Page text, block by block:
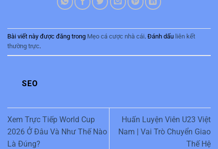
Bài viết này được đăng trong Mẹo cá cược nhà cái. Đánh dấu liên kết
thường trực.
SEO
Xem Trực Tiếp World Cup
2026 Ở Đâu Và Như Thế Nào
Là Đúng?
Huấn Luyện Viên U23 Việt
Nam | Vai Trò Chuyển Giao
Thế Hệ